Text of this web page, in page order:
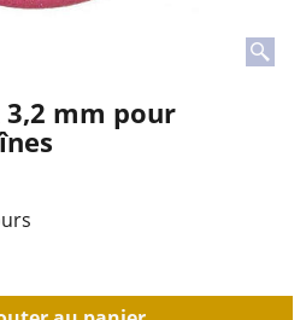
3,2 mm pour